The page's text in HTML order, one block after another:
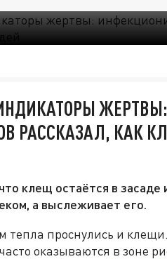
РАССКАЗАЛ, КАК
клещ остаётся в
а выслеживает его.
тепла проснулись и
оказываются в зоне